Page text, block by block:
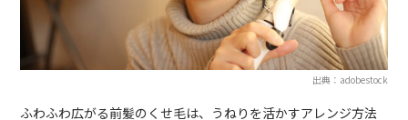
出典：adobestock
ふわふわ広がる前髪のくせ毛は、うねりを活かすアレンジ方法